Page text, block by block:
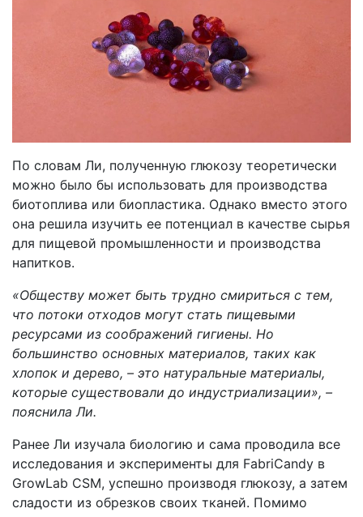
По словам Ли, полученную глюкозу теоретически
можно было бы использовать для производства
биотоплива или биопластика. Однако вместо этого
она решила изучить ее потенциал в качестве сырья
для пищевой промышленности и производства
напитков.
«Обществу может быть трудно смириться с тем,
что потоки отходов могут стать пищевыми
ресурсами из соображений гигиены. Но
большинство основных материалов, таких как
хлопок и дерево, – это натуральные материалы,
которые существовали до индустриализации», –
пояснила Ли.
Ранее Ли изучала биологию и сама проводила все
исследования и эксперименты для FabriCandy в
GrowLab CSM, успешно производя глюкозу, а затем
сладости из обрезков своих тканей. Помимо